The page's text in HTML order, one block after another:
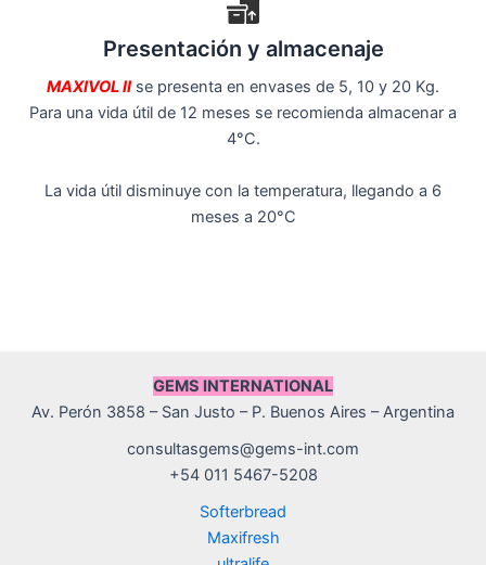
Presentación y almacenaje
MAXIVOL II se presenta en envases de 5, 10 y 20 Kg.
Para una vida útil de 12 meses se recomienda almacenar a
4°C.
La vida útil disminuye con la temperatura, llegando a 6
meses a 20°C
GEMS INTERNATIONAL
Av. Perón 3858 – San Justo – P. Buenos Aires – Argentina
consultasgems@gems-int.com
+54 011 5467-5208
Softerbread
Maxifresh